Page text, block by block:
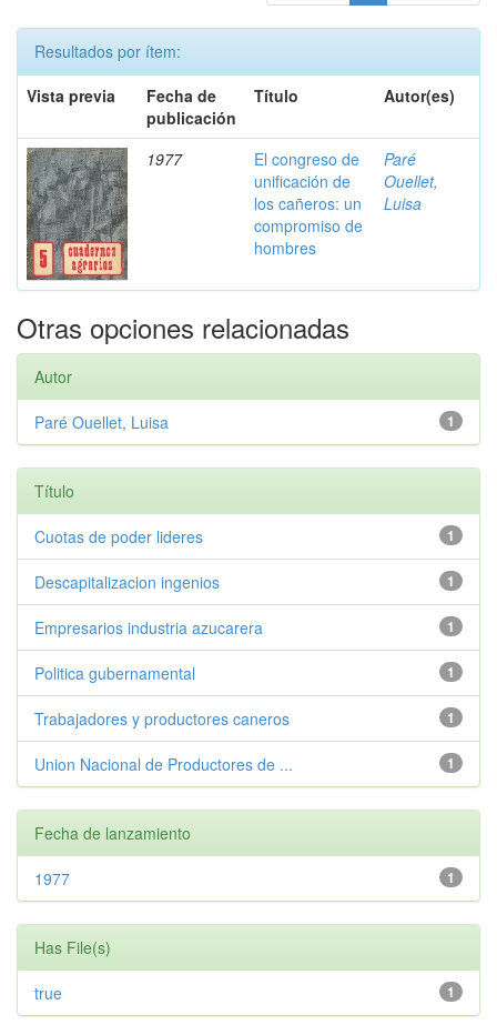
Resultados por ítem:
Vista previa
Fecha de
publicación
Título Autor(es)
1977
El congreso de
unificación de
los cañeros: un
compromiso de
hombres
Paré
Ouellet,
Luisa
Otras opciones relacionadas
Autor
1
Paré Ouellet, Luisa
Título
1
Cuotas de poder lideres
1
Descapitalizacion ingenios
1
Empresarios industria azucarera
1
Politica gubernamental
1
Trabajadores y productores caneros
1
Union Nacional de Productores de ...
Fecha de lanzamiento
1
1977
Has File(s)
1
true